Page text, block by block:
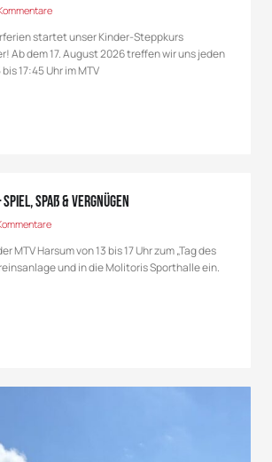
startet unser Kinder-Steppkurs
Ab dem 17. August 2026 treffen wir uns jeden
17:45 Uhr im MTV
Spaß & Vergnügen
MTV Harsum von 13 bis 17 Uhr zum „Tag des
und in die Molitoris Sporthalle ein.